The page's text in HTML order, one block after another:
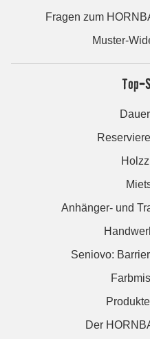
Fragen zum
Muster-
Top-
Anhänger- und
Seniovo:
Der